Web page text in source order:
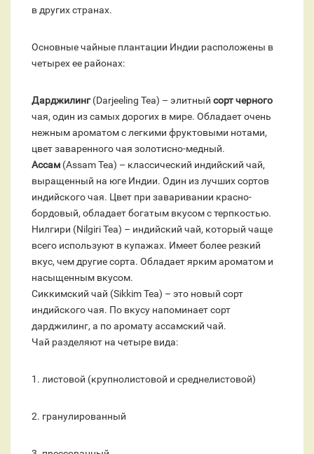
в других странах.
Основные чайные плантации Индии расположены в
четырех ее районах:
Дарджилинг(Darjeeling Tea) – элитный сорт черного
чая, один из самых дорогих в мире. Обладает очень
нежным ароматом с легкими фруктовыми нотами,
цвет заваренного чая золотисно-медный.
Ассам (Assam Tea) – классический индийский чай,
выращенный на юге Индии. Один из лучших сортов
индийского чая. Цвет при заваривании красно-
бордовый, обладает богатым вкусом с терпкостью.
Нилгири (Nilgiri Tea) – индийский чай, который чаще
всего используют в купажах. Имеет более резкий
вкус, чем другие сорта. Обладает ярким ароматом и
насыщенным вкусом.
Сиккимский чай (Sikkim Tea) – это новый сорт
индийского чая. По вкусу напоминает сорт
дарджилинг, а по аромату ассамский чай.
Чай разделяют на четыре вида:
1. листовой (крупнолистовой и среднелистовой)
2. гранулированный